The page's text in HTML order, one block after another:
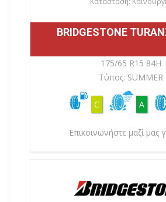
BRIDGESTONE
175/65 R15 84H
Τύπος: SUMMER
C A
Επικοινωνήστε μαζί μας